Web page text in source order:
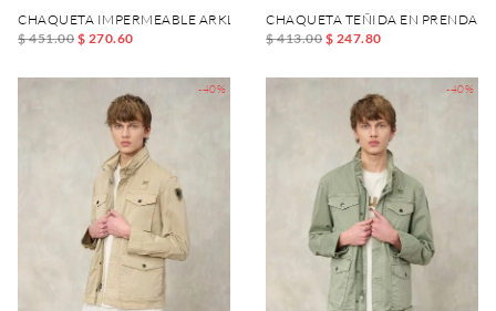
CHAQUETA IMPERMEABLE ARKLOW
$ 451.00 $ 270.60
CHAQUETA TEÑIDA EN PRENDA
$ 413.00 $ 247.80
-40% -40%